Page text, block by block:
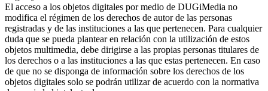
El acceso a los objetos digitales por medio de DUGiMedia no
modifica el régimen de los derechos de autor de las personas
registradas y de las instituciones a las que pertenecen. Para cualquier
duda que se pueda plantear en relación con la utilización de estos
objetos multimedia, debe dirigirse a las propias personas titulares de
los derechos o a las instituciones a las que estas pertenecen. En caso
de que no se disponga de información sobre los derechos de los
objetos digitales solo se podrán utilizar de acuerdo con la normativa